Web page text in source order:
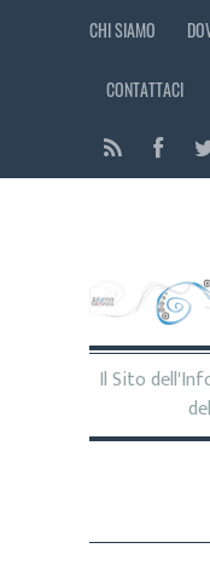
CHI SIAMO
CONTATTACI
Il Sito